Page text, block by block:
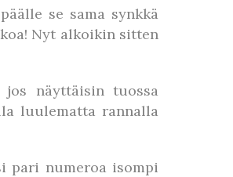
se sama synkkä
Nyt alkoikin sitten
näyttäisin tuossa
luulematta rannalla
pari numeroa isompi